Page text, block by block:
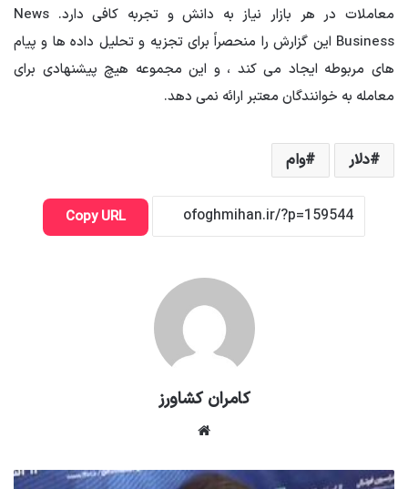
معاملات در هر بازار نیاز به دانش و تجربه کافی دارد. News
Business این گزارش را منحصراً برای تجزیه و تحلیل داده ها و پیام
های مربوطه ایجاد می کند ، و این مجموعه هیچ پیشنهادی برای
معامله به خوانندگان معتبر ارائه نمی دهد.
دلار وام
Copy URL
کامران کشاورز